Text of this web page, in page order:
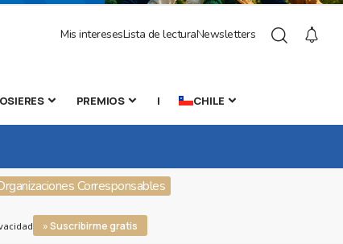
Mis interesesLista de lecturaNewsletters
PREMIOS | CHILE
Corresponsables
» Suscribirme gratis